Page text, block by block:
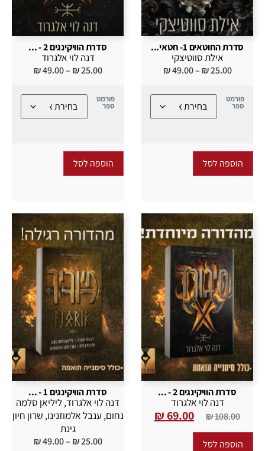
סדרת החוטאים 1- חטאי...
אילת סווטיצקי
₪25.00
–
₪49.00
פורמט
ספר
הוספה לסל
סדרת הוויקינגים 2 - ...
דנה לוי אלגרוד
₪25.00
–
₪49.00
פורמט
ספר
הוספה לסל
סדרת הוויקינגים 2 - ...
דנה לוי אלגרוד
₪108.00
₪69.00
הוספה לסל
סדרת הוויקינגים 1 - ...
דנה לוי אלגרוד,ליליאן סלמה
נחום,ענבל אלמוזנינו, שרון חיון
גינת
₪25.00
–
₪49.00